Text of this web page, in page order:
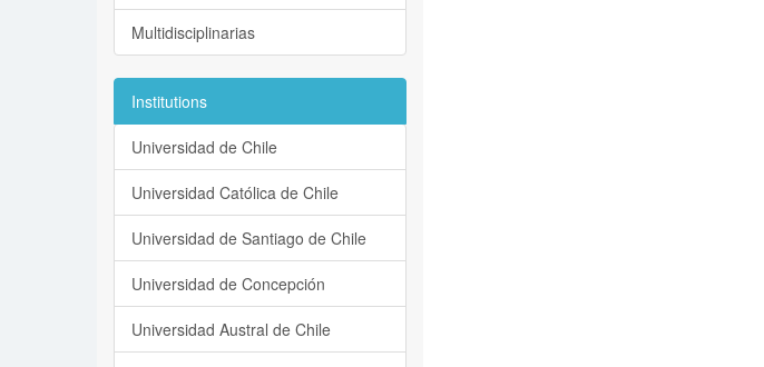
Multidisciplinarias
Institutions
Universidad de Chile
Universidad Católica de Chile
Universidad de Santiago de Chile
Universidad de Concepción
Universidad Austral de Chile